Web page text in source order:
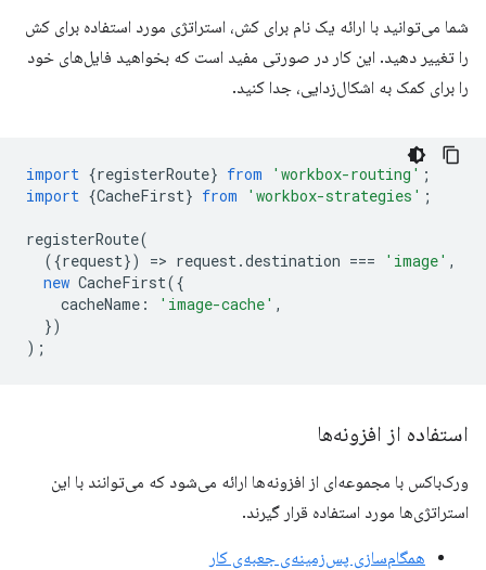
شما می‌توانید با ارائه یک نام برای کش، استراتژی مورد استفاده برای کش
را تغییر دهید. این کار در صورتی مفید است که بخواهید فایل‌های خود
را برای کمک به اشکال‌زدایی، جدا کنید.
import {registerRoute} from 'workbox-routing' ;
import {CacheFirst} from 'workbox-strategies' ;
registerRoute(
({request}) => request .destination === 'image' ,
new CacheFirst({
cacheName : 'image-cache' ,
})
);
استفاده از افزونه‌ها
ورک‌باکس با مجموعه‌ای از افزونه‌ها ارائه می‌شود که می‌توانند با این
استراتژی‌ها مورد استفاده قرار گیرند.
همگام‌سازی پس‌زمینه‌ی جعبه‌ی کار